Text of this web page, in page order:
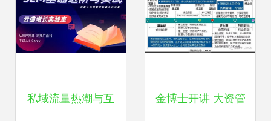
化服务暖人心
私域流量热潮与互 金博士开讲 大资管